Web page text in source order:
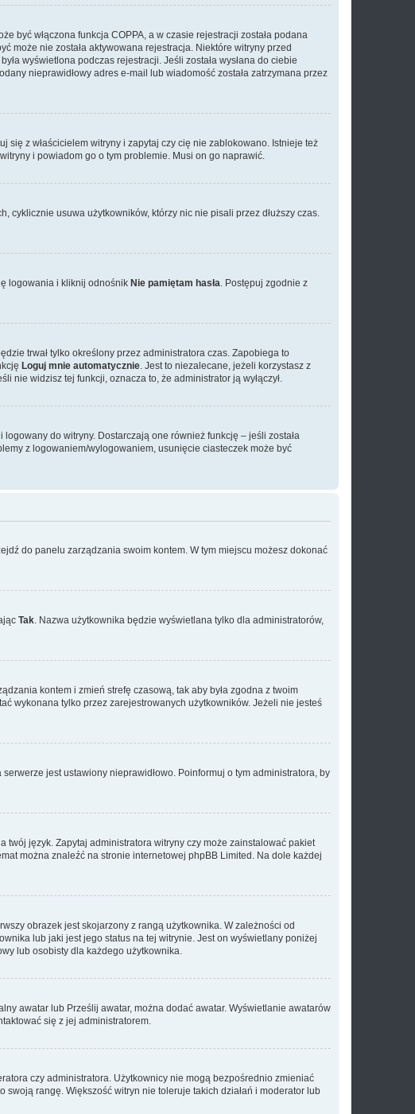
być włączona funkcja COPPA, a w czasie rejestracji została podana
może nie została aktywowana rejestracja. Niektóre witryny przed
wyświetlona podczas rejestracji. Jeśli została wysłana do ciebie
nieprawidłowy adres e-mail lub wiadomość została zatrzymana przez
się z właścicielem witryny i zapytaj czy cię nie zablokowano. Istnieje też
i powiadom go o tym problemie. Musi on go naprawić.
cyklicznie usuwa użytkowników, którzy nic nie pisali przez dłuższy czas.
logowania i kliknij odnośnik Nie pamiętam hasła. Postępuj zgodnie z
trwał tylko określony przez administratora czas. Zapobiega to
Loguj mnie automatycznie. Jest to niezalecane, jeżeli korzystasz z
nie widzisz tej funkcji, oznacza to, że administrator ją wyłączył.
do witryny. Dostarczają one również funkcję – jeśli została
z logowaniem/wylogowaniem, usunięcie ciasteczek może być
do panelu zarządzania swoim kontem. W tym miejscu możesz dokonać
Tak. Nazwa użytkownika będzie wyświetlana tylko dla administratorów,
kontem i zmień strefę czasową, tak aby była zgodna z twoim
wykonana tylko przez zarejestrowanych użytkowników. Jeżeli nie jesteś
jest ustawiony nieprawidłowo. Poinformuj o tym administratora, by
twój język. Zapytaj administratora witryny czy może zainstalować pakiet
można znaleźć na stronie internetowej phpBB Limited. Na dole każdej
obrazek jest skojarzony z rangą użytkownika. W zależności od
lub jaki jest jego status na tej witrynie. Jest on wyświetlany poniżej
lub osobisty dla każdego użytkownika.
awatar lub Prześlij awatar, można dodać awatar. Wyświetlanie awatarów
się z jej administratorem.
czy administratora. Użytkownicy nie mogą bezpośrednio zmieniać
rangę. Większość witryn nie toleruje takich działań i moderator lub